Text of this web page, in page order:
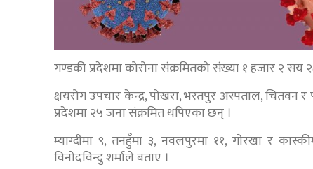
गण्डकी प्रदेशमा कोरोना संक्रमितको संख्या १ हजार २ सय
क्षयरोग उपचार केन्द्र, पोखरा, भरतपुर अस्पताल, चितवन र
प्रदेशमा २५ जना संक्रमित थपिएका छन् ।
म्याग्दीमा ९, तनहुँमा ३, नवलपुरमा ११, गाेरखा र
विनाेदविन्दु शर्माले बताए ।